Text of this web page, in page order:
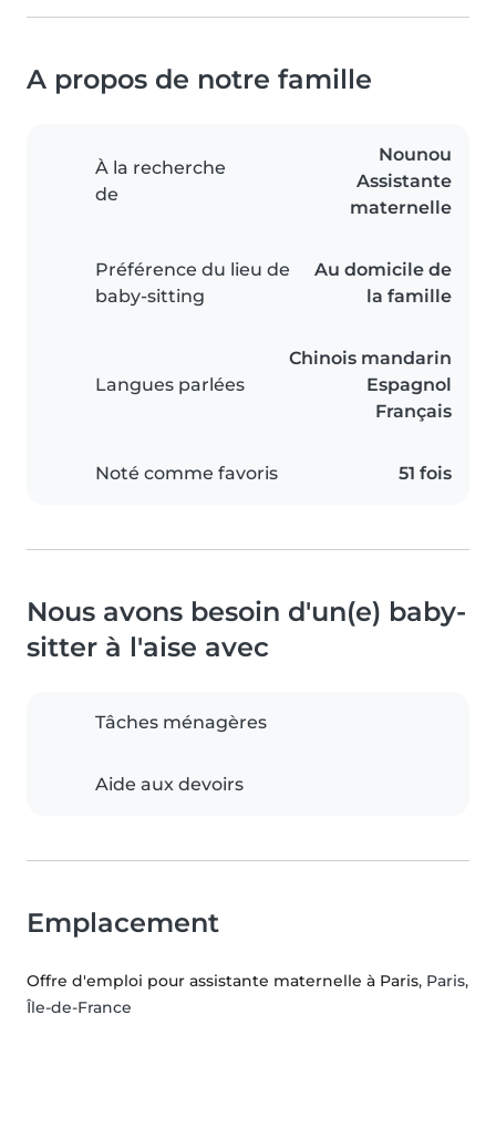
A propos de notre famille
À la recherche
de
Nounou
Assistante
maternelle
Préférence du lieu de
baby-sitting
Au domicile de
la famille
Langues parlées
Chinois mandarin
Espagnol
Français
Noté comme favoris 51 fois
Nous avons besoin d'un(e) baby-
sitter à l'aise avec
Tâches ménagères
Aide aux devoirs
Emplacement
Offre d'emploi pour assistante maternelle à Paris, Paris,
Île-de-France